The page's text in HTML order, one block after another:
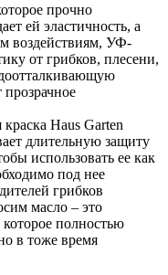
прочно
ей эластичность, а
воздействиям, УФ-
от грибков, плесени,
прозрачное
Haus Garten
длительную защиту
использовать ее как
под нее
грибков
масло – это
полностью
в тоже время